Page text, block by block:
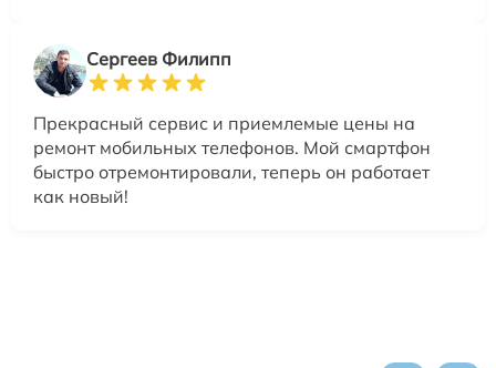
Сергеев Филипп
Прекрасный сервис и приемлемые цены на
ремонт мобильных телефонов. Мой смартфон
быстро отремонтировали, теперь он работает
как новый!